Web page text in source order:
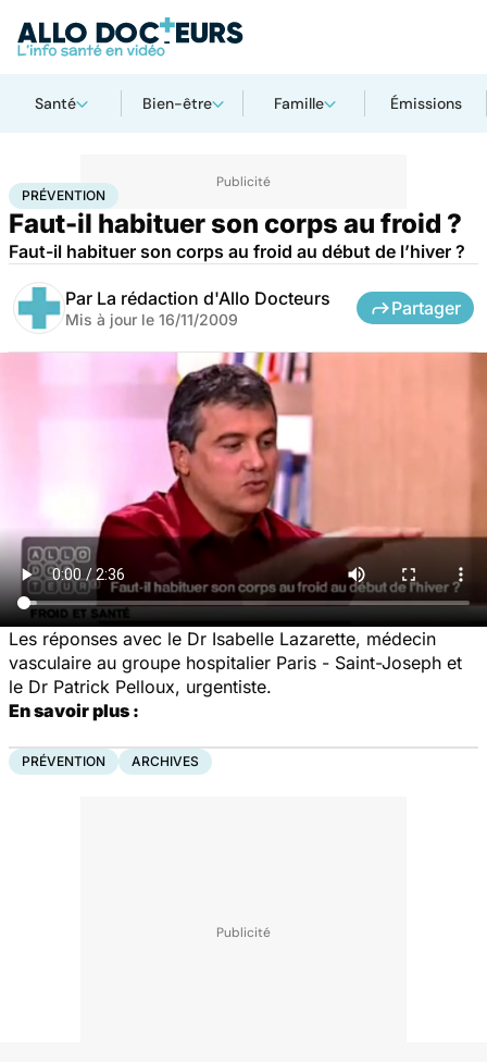
Santé Bien-être Famille Émissions
AccueilSantéMaladies Prévention
PRÉVENTION
Faut-il habituer son corps au froid ?
Faut-il habituer son corps au froid au début de l’hiver ?
Par La rédaction d'Allo Docteurs
Mis à jour le 16/11/2009
Partager
Les réponses avec le Dr Isabelle Lazarette, médecin
vasculaire au groupe hospitalier Paris - Saint-Joseph et
le Dr Patrick Pelloux, urgentiste.
En savoir plus :
PRÉVENTION ARCHIVES